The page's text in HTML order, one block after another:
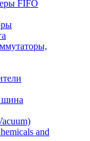
FIFO
шина
and